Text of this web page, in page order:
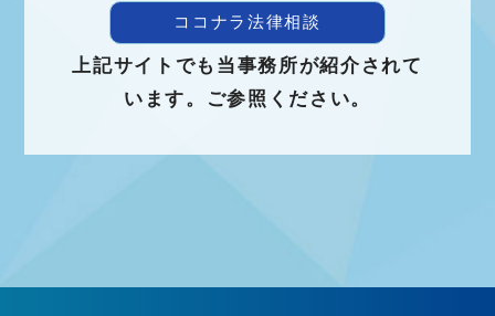
ココナラ法律相談
上記サイトでも当事務所が紹介されて
います。ご参照ください。